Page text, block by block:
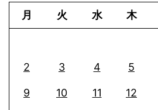
月 火 水 木
2 3 4 5
9 10 11 12